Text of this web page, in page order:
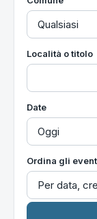
Località o titolo
Date
Ordina gli